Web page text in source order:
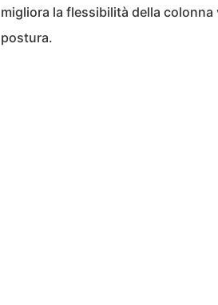
migliora la flessibilità della
postura.